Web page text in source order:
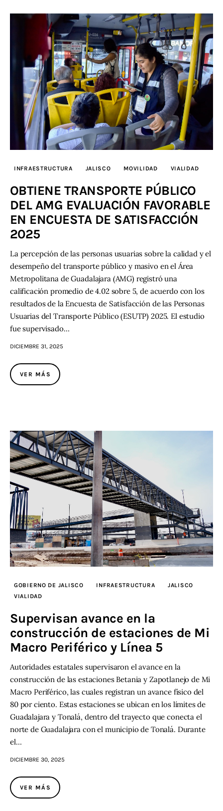
INFRAESTRUCTURA JALISCO MOVILIDAD VIALIDAD
OBTIENE TRANSPORTE PÚBLICO
DEL AMG EVALUACIÓN FAVORABLE
EN ENCUESTA DE SATISFACCIÓN
2025
La percepción de las personas usuarias sobre la calidad y el
desempeño del transporte público y masivo en el Área
Metropolitana de Guadalajara (AMG) registró una
calificación promedio de 4.02 sobre 5, de acuerdo con los
resultados de la Encuesta de Satisfacción de las Personas
Usuarias del Transporte Público (ESUTP) 2025. El estudio
fue supervisado…
DICIEMBRE 31, 2025
VER MÁS
GOBIERNO DE JALISCO INFRAESTRUCTURA
JALISCO
VIALIDAD
Supervisan avance en la
construcción de estaciones de Mi
Macro Periférico y Línea 5
Autoridades estatales supervisaron el avance en la
construcción de las estaciones Betania y Zapotlanejo de Mi
Macro Periférico, las cuales registran un avance físico del
80 por ciento. Estas estaciones se ubican en los límites de
Guadalajara y Tonalá, dentro del trayecto que conecta el
norte de Guadalajara con el municipio de Tonalá. Durante
el…
DICIEMBRE 30, 2025
VER MÁS